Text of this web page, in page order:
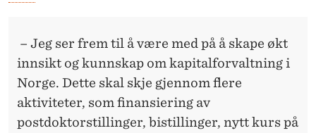
– Jeg ser frem til å være med på å skape økt
innsikt og kunnskap om kapitalforvaltning i
Norge. Dette skal skje gjennom flere
aktiviteter, som finansiering av
postdoktorstillinger, bistillinger, nytt kurs på